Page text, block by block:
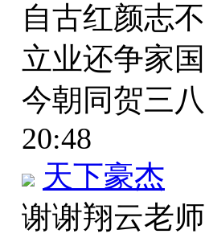
自古红颜志
立业还争家
今朝同贺三
20:48
天下豪杰
谢谢翔云老